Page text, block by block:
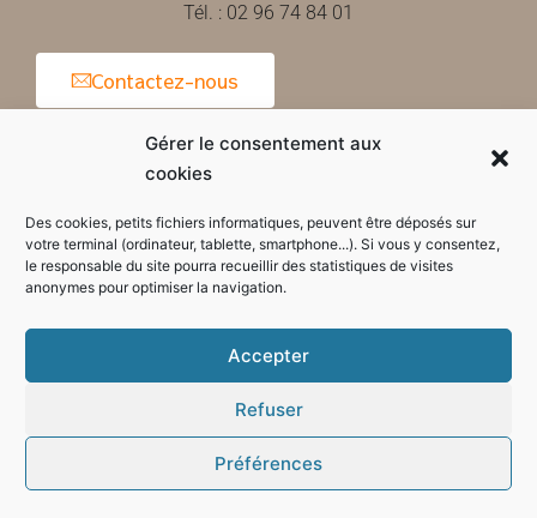
Gérer le consentement aux
cookies
Des cookies, petits fichiers informatiques, peuvent être déposés sur
votre terminal (ordinateur, tablette, smartphone...). Si vous y consentez,
le responsable du site pourra recueillir des statistiques de visites
anonymes pour optimiser la navigation.
Accepter
Refuser
Préférences
Tél. : 02 96 74 84 01
Contactez-nous
Horaires d'ouverture de la mairie
Mode sombre :